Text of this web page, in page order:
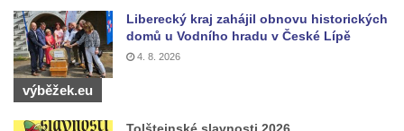
Budějovicích
Socha svatého Vincence Ferrerského na
nádvoří kláštera dominikánů v Českých
Budějovicích
Liberecký kraj zahájil obnovu historických
domů u Vodního hradu v České Lípě
4. 8. 2026
výběžek.eu